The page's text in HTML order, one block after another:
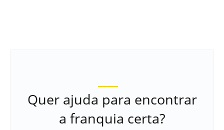
Quer ajuda para encontrar
a franquia certa?